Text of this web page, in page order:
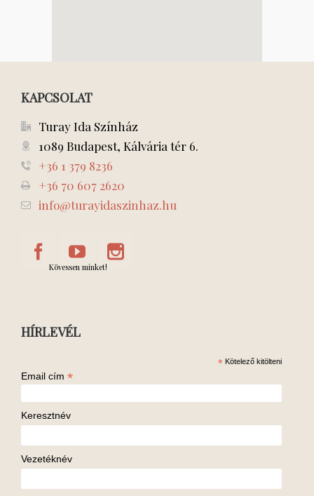
KAPCSOLAT
Turay Ida Színház
1089 Budapest, Kálvária tér 6.
+36 1 379 8236
+36 70 607 2620
info@turayidaszinhaz.hu
Kövessen minket!
HÍRLEVÉL
* Kötelező kitölteni
Email cím *
Keresztnév
Vezetéknév